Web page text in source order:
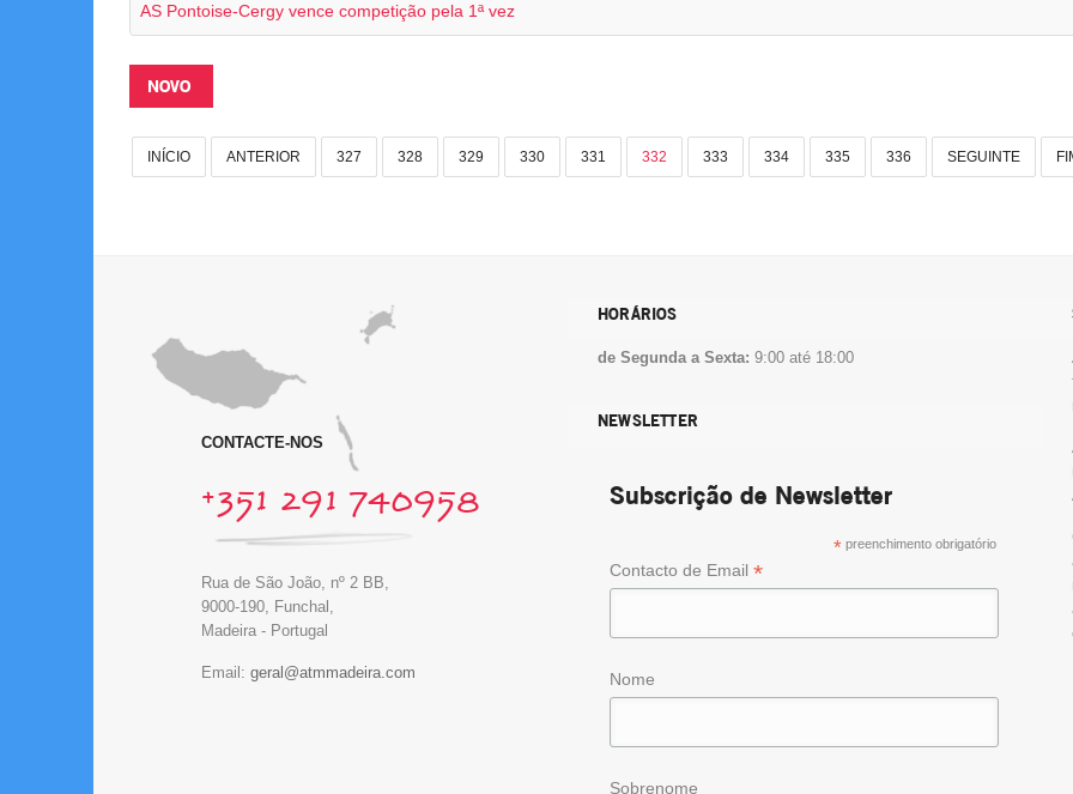
AS Pontoise-Cergy vence competição pela 1ª vez
NOVO
INÍCIO ANTERIOR 327 328 329 330 331 332 333 334 335 336 SEGUINTE
CONTACTE-NOS
+351 291 740958
Rua de São João, nº 2 BB,
9000-190, Funchal,
Madeira - Portugal
Email:
HORÁRIOS
de Segunda a Sexta: 9:00 até 18:00
NEWSLETTER
Subscrição de Newsletter
*preenchimento obrigatório
Contacto de Email*
Nome
Sobrenome